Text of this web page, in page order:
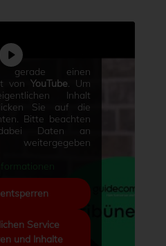
einen
vonYouTube . Um
Inhalt
Sie auf die
Bitte beachten
Daten an
weitergegeben
Service
und Inhalte